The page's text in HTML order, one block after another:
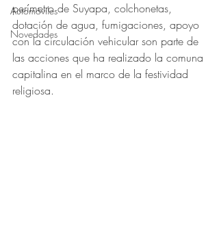
Automóviles
Novedades
perímetro de Suyapa, colchonetas,
dotación de agua, fumigaciones, apoyo
con la circulación vehicular son parte de
las acciones que ha realizado la comuna
capitalina en el marco de la festividad
religiosa.